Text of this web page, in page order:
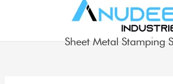
Sheet Metal Stamping